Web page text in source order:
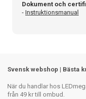
Dokument och
- Instruktionsmanual
Svensk webshop | Bästa
När du handlar hos
från 49 kr till ombud.